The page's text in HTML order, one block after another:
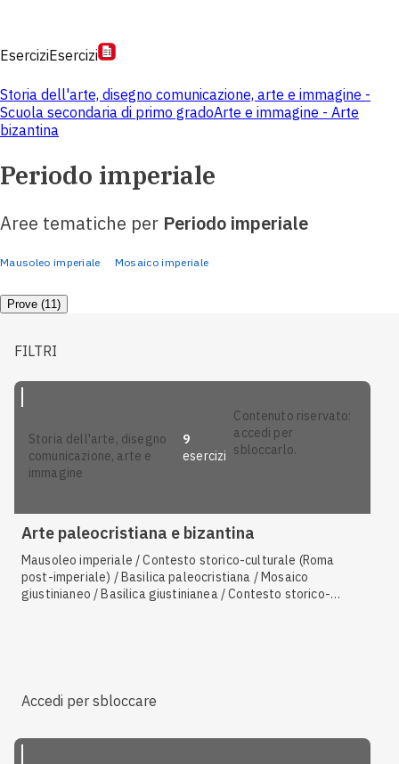
EserciziEsercizi
Storia dell'arte, disegno comunicazione, arte e immagine -
Scuola secondaria di primo gradoArte e immagine - Arte
bizantina
Periodo imperiale
Aree tematiche per Periodo imperiale
Mausoleo imperiale Mosaico imperiale
Prove (11)
FILTRI
storia dell'arte, disegno
comunicazione, arte e
immagine
9
esercizi
contenuto riservato:
accedi per
sbloccarlo.
Arte paleocristiana e bizantina
Mausoleo imperiale / Contesto storico-culturale (Roma
post-imperiale) / Basilica paleocristiana / Mosaico
giustinianeo / Basilica giustinianea / Contesto storico-
Accedi per sbloccare